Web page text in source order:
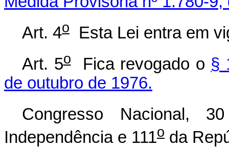
Art. 4o
Esta Lei entra em
Art. 5oFica revogado o §
de outubro de 1976.
Congresso Nacional,
Independência e 111o da